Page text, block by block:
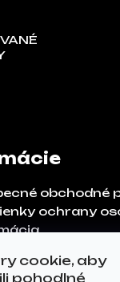
cookie, aby
pohodlné
obchodné
ochrany